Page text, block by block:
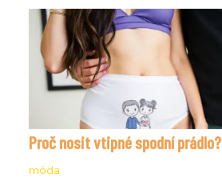
Proč nosit vtipné spodní prádlo?
móda